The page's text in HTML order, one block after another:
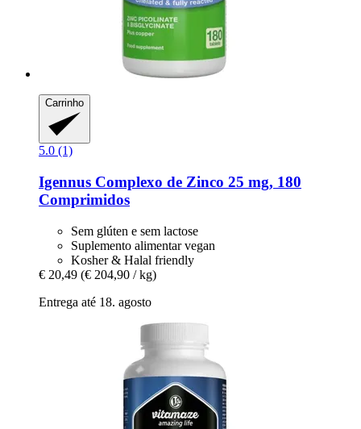
Carrinho
5.0 (1)
Igennus Complexo de Zinco 25 mg, 180
Comprimidos
Sem glúten e sem lactose
Suplemento alimentar vegan
Kosher & Halal friendly
€ 20,49 (€ 204,90 / kg)
Entrega até 18. agosto